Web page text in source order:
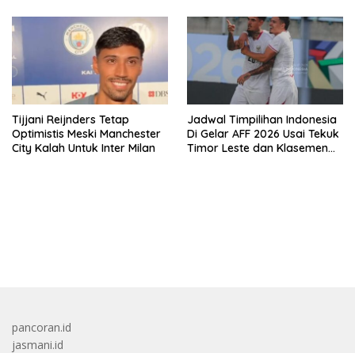
Tijjani Reijnders Tetap
Optimistis Meski Manchester
City Kalah Untuk Inter Milan
Jadwal Timpilihan Indonesia
Di Gelar AFF 2026 Usai Tekuk
Timor Leste dan Klasemen
pancoran.id
jasmani.id